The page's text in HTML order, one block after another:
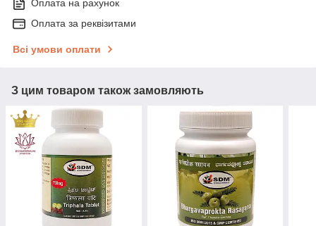
Оплата на рахунок
Оплата за реквізитами
Всі умови оплати
З цим товаром також замовляють